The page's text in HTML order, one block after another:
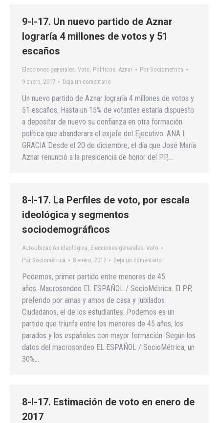
9-I-17. Un nuevo partido de Aznar
lograría 4 millones de votos y 51
escaños
Elecciones generales. Voto, Políticos. Aznar Por Sociometrica
9 enero, 2017
Deja un comentario
Un nuevo partido de Aznar lograría 4 millones de votos y
51 escaños. Hasta un 15% de votantes estaría dispuesto
a depositar de nuevo su confianza en otra formación
política que abanderara el exjefe del Ejecutivo. ANA I.
GRACIA Desde el 20 de diciembre, el día que José María
Aznar renunció a la presidencia de honor del PP,…
8-I-17. La Perfiles de voto, por escala
ideológica y segmentos
sociodemográficos
Autoubicación ideológica, Elecciones generales. Voto
Por Sociometrica 8 enero, 2017 Deja un comentario
Podemos, primer partido entre menores de 45
años. Macrosondeo EL ESPAÑOL / SocioMétrica. El PP,
preferido por amas y amos de casa y jubilados.
Ciudadanos, el de los estudiantes. Podemos es un
partido que triunfa entre los menores de 45 años, los
parados y los españoles con mayor formación. Según los
datos del macrosondeo EL ESPAÑOL / SocioMétrica, un
30%…
8-I-17. Estimación de voto en enero de
2017